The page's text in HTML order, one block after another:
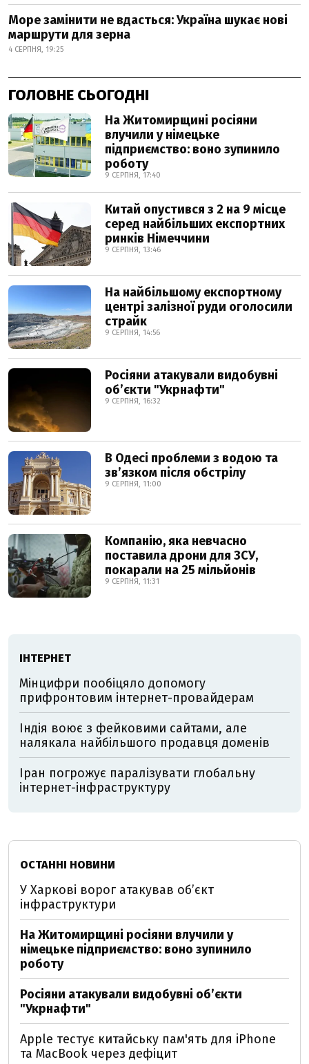
Море замінити не вдасться: Україна шукає нові
маршрути для зерна
4 СЕРПНЯ, 19:25
ГОЛОВНЕ СЬОГОДНІ
На Житомирщині росіяни
влучили у німецьке
підприємство: воно зупинило
роботу
9 СЕРПНЯ, 17:40
Китай опустився з 2 на 9 місце
серед найбільших експортних
ринків Німеччини
9 СЕРПНЯ, 13:46
На найбільшому експортному
центрі залізної руди оголосили
страйк
9 СЕРПНЯ, 14:56
Росіяни атакували видобувні
обʼєкти "Укрнафти"
9 СЕРПНЯ, 16:32
В Одесі проблеми з водою та
звʼязком після обстрілу
9 СЕРПНЯ, 11:00
Компанію, яка невчасно
поставила дрони для ЗСУ,
покарали на 25 мільйонів
9 СЕРПНЯ, 11:31
ІНТЕРНЕТ
Мінцифри пообіцяло допомогу
прифронтовим інтернет-провайдерам
Індія воює з фейковими сайтами, але
налякала найбільшого продавця доменів
Іран погрожує паралізувати глобальну
інтернет-інфраструктуру
ОСТАННІ НОВИНИ
У Харкові ворог атакував обʼєкт
інфраструктури
На Житомирщині росіяни влучили у
німецьке підприємство: воно зупинило
роботу
Росіяни атакували видобувні обʼєкти
"Укрнафти"
Apple тестує китайську пам'ять для iPhone
та MacBook через дефіцит